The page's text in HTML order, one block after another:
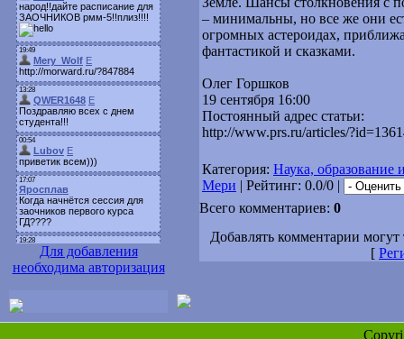
Для добавления
необходима авторизация
– минимальны, но все же они
огромных астероидах,
фантастикой и сказками.
Олег Горшков
19 сентября 16:00
Постоянный адрес статьи:
http://www.prs.ru/articles/
Категория: Наука, образование
Мери | Рейтинг: 0.0/0 |
Всего комментариев: 0
Добавлять комментарии могут
[